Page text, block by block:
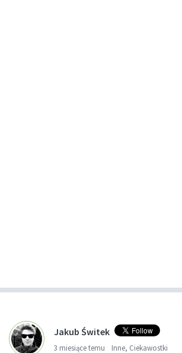
Jakub Świtek
3 miesiące temu Inne, Ciekawostki